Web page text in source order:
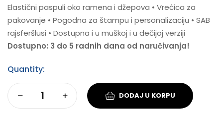
Elastični paspuli oko ramena i džepova • Vrećica za
pakovanje • Pogodna za štampu i personalizaciju • SAB
rajsferšlusi • Dostupna i u muškoj i u dečijoj verziji
Dostupno: 3 do 5 radnih dana od naručivanja!
Quantity:
DODAJ U KORPU